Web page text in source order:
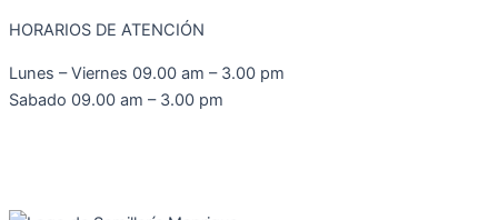
HORARIOS DE ATENCIÓN
Lunes – Viernes 09.00 am – 3.00 pm
Sabado 09.00 am – 3.00 pm